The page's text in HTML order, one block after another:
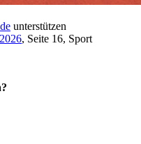
unterstützen
, Seite 16, Sport